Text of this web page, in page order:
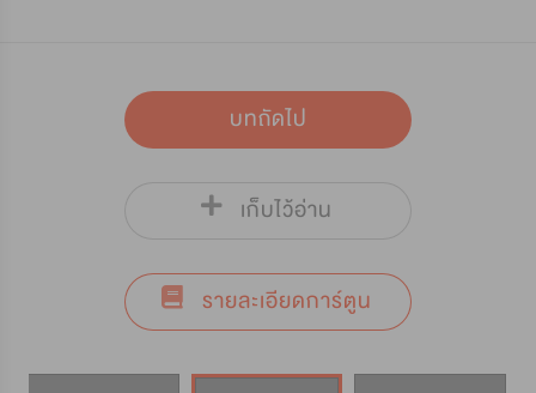
บทถัดไป
เก็บไว้อ่าน
รายละเอียดการ์ตูน